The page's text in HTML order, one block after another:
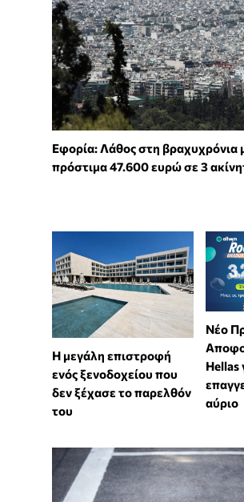
Εφορία: Λάθος στη βραχυχρόνια
πρόστιμα 47.600 ευρώ σε 3
Η μεγάλη επιστροφή
ενός ξενοδοχείου που
δεν ξέχασε το παρελθόν
του
Νέο
Hellas
αύριο